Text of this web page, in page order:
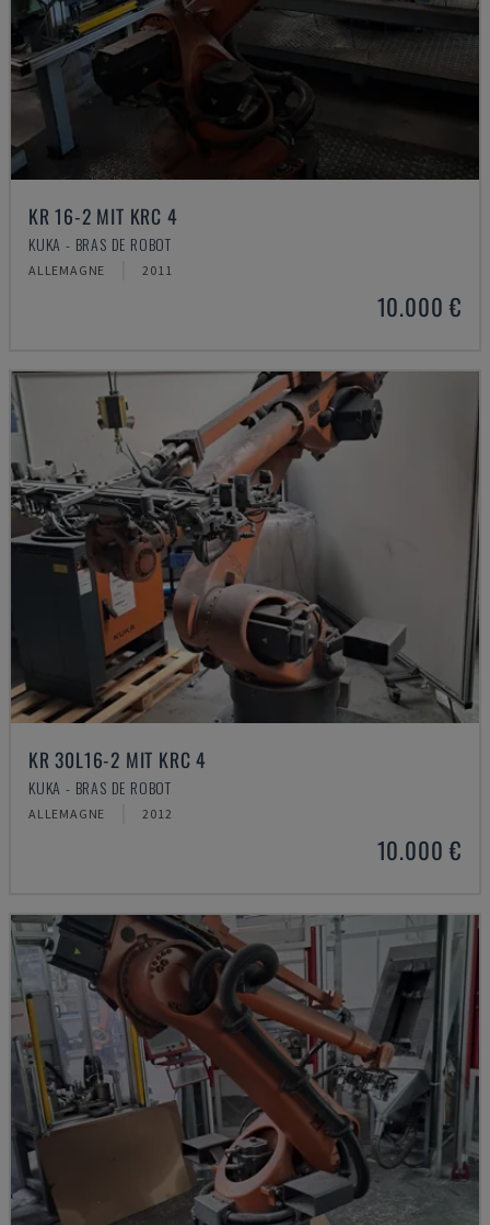
KR 16-2 MIT KRC 4
KUKA - BRAS DE ROBOT
ALLEMAGNE 2011
10.000 €
KR 30L16-2 MIT KRC 4
KUKA - BRAS DE ROBOT
ALLEMAGNE 2012
10.000 €